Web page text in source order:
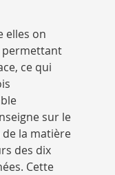
elles on
permettant
ce qui
sur le
la matière
des dix
Cette